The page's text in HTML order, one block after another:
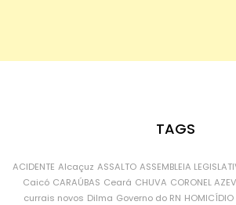
TAGS
ACIDENTE Alcaçuz ASSALTO ASSEMBLEIA
Caicó CARAÚBAS Ceará CHUVA CORONEL
currais novos Dilma Governo do RN HOMICÍDIO